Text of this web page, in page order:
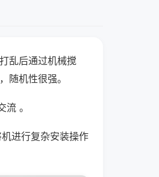
乱后通过机械搅
随机性很强。
。
进行复杂安装操作